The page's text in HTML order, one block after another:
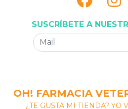
SUSCRÍBETE A
OH! FARMACIA
¿TE GUSTA MI TIENDA? YO